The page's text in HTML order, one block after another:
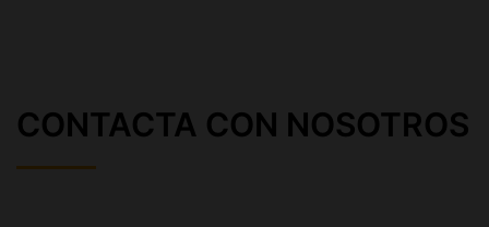
CONTACTA CON NOSOTROS